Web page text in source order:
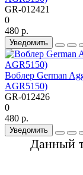
GR-012421
0
480 р.
Уведомить
Воблер German
AGR5150)
GR-012426
0
480 р.
Уведомить
Данный